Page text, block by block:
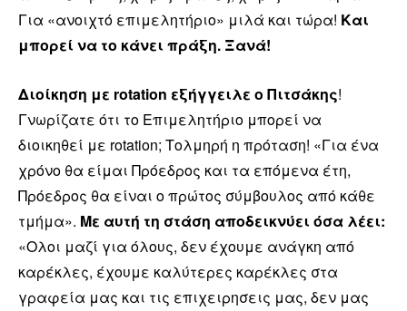
Για «ανοιχτό επιμελητήριο» μιλά και τώρα! Και
μπορεί να το κάνει πράξη. Ξανά!
Διοίκηση με rotation εξήγγειλε ο Πιτσάκης!
Γνωρίζατε ότι το Επιμελητήριο μπορεί να
διοικηθεί με rotation; Τολμηρή η πρόταση! «Για ένα
χρόνο θα είμαι Πρόεδρος και τα επόμενα έτη,
Πρόεδρος θα είναι ο πρώτος σύμβουλος από κάθε
τμήμα». Με αυτή τη στάση αποδεικνύει όσα λέει:
«Ολοι μαζί για όλους, δεν έχουμε ανάγκη από
καρέκλες, έχουμε καλύτερες καρέκλες στα
γραφεία μας και τις επιχειρησεις μας, δεν μας